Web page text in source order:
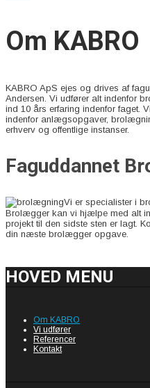
Om KABRO
KABRO ApS ejes og drives af
Andersen. Vi udfører alt indenfor
ind 10 års erfaring indenfor faget.
indenfor anlægsopgaver,
erhverv og offentlige instanser.
Faguddannet
Vi er specialister i
Brolægger kan vi hjælpe med alt
projekt til den sidste sten er lagt.
din næste brolægger opgave.
HOVED MENU
Om KABRO
Vi udfører
Referencer
Kontakt